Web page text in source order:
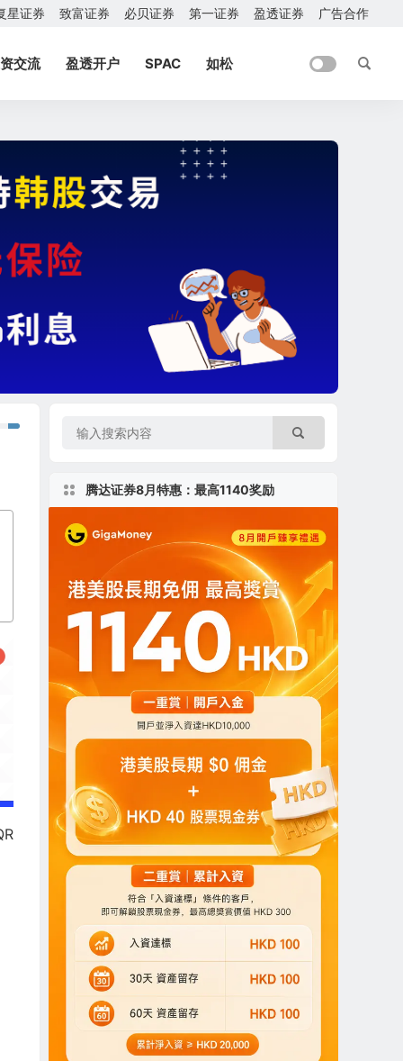
星证券 致富证券 必贝证券 第一证券 盈透证券 广告合作
交流 盈透开户 SPAC 如松
腾达证券8月特惠：最高1140奖励